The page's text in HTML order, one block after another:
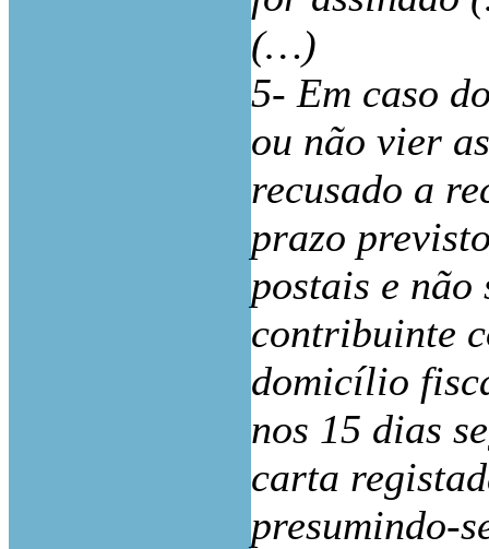
(…)
5- Em caso
ou não vier
recusado a
prazo
postais e não
contribuinte
domicílio
nos 15 dias
carta
presumindo-